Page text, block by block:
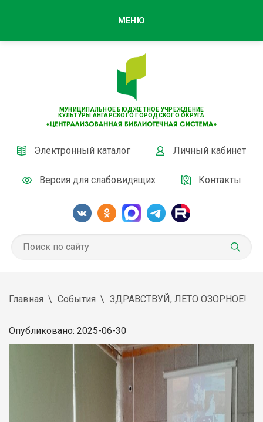
МУНИЦИПАЛЬНОЕ БЮДЖЕТНОЕ УЧРЕЖДЕНИЕ
КУЛЬТУРЫ АНГАРСКОГО ГОРОДСКОГО ОКРУГА
Электронный каталог Личный кабинет
Версия для слабовидящих Контакты
МЕНЮ
Главная События ЗДРАВСТВУЙ, ЛЕТО ОЗОРНОЕ!
Опубликовано: 2025-06-30